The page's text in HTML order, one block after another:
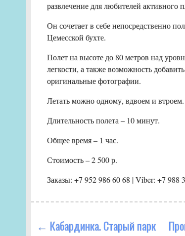
развлечение для любителей активного
Он сочетает в себе непосредственно
Цемесской бухте.
Полет на высоте до 80 метров над
легкости, а также возможность
оригинальные фотографии.
Летать можно одному, вдвоем и втроем.
Длительность полета – 10 минут.
Общее время – 1 час.
Стоимость – 2 500 р.
Заказы: +7 952 986 60 68 | Viber: +7 988
← Кабардинка. Старый парк